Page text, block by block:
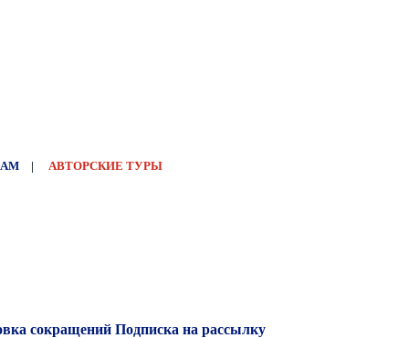
| АВТОРСКИЕ ТУРЫ
сокращений Подписка на рассылку